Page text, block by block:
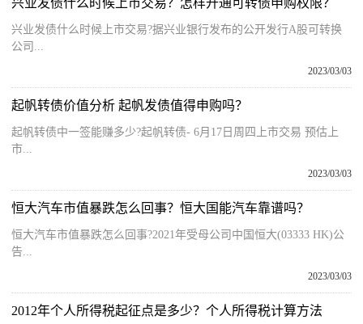
兴业发债什么时候上市交易？怎样开通可转债申购权限？
兴业发债什么时候上市交易?据兴业银行发布的公开发行A股可转换
公司...
2023/03/03
起帆转债价值分析 起帆发债值得申购吗？
起帆转债中一签能赚多少?起帆转债- 6月17日周四上市交易 预估上
市...
2023/03/03
恒大汽车市值暴跌怎么回事？恒大国能汽车靠谱吗？
恒大汽车市值暴跌怎么回事?2021年受母公司中国恒大(03333 HK)公
告...
2023/03/03
2012年个人所得税起征点是多少？个人所得税计算方法